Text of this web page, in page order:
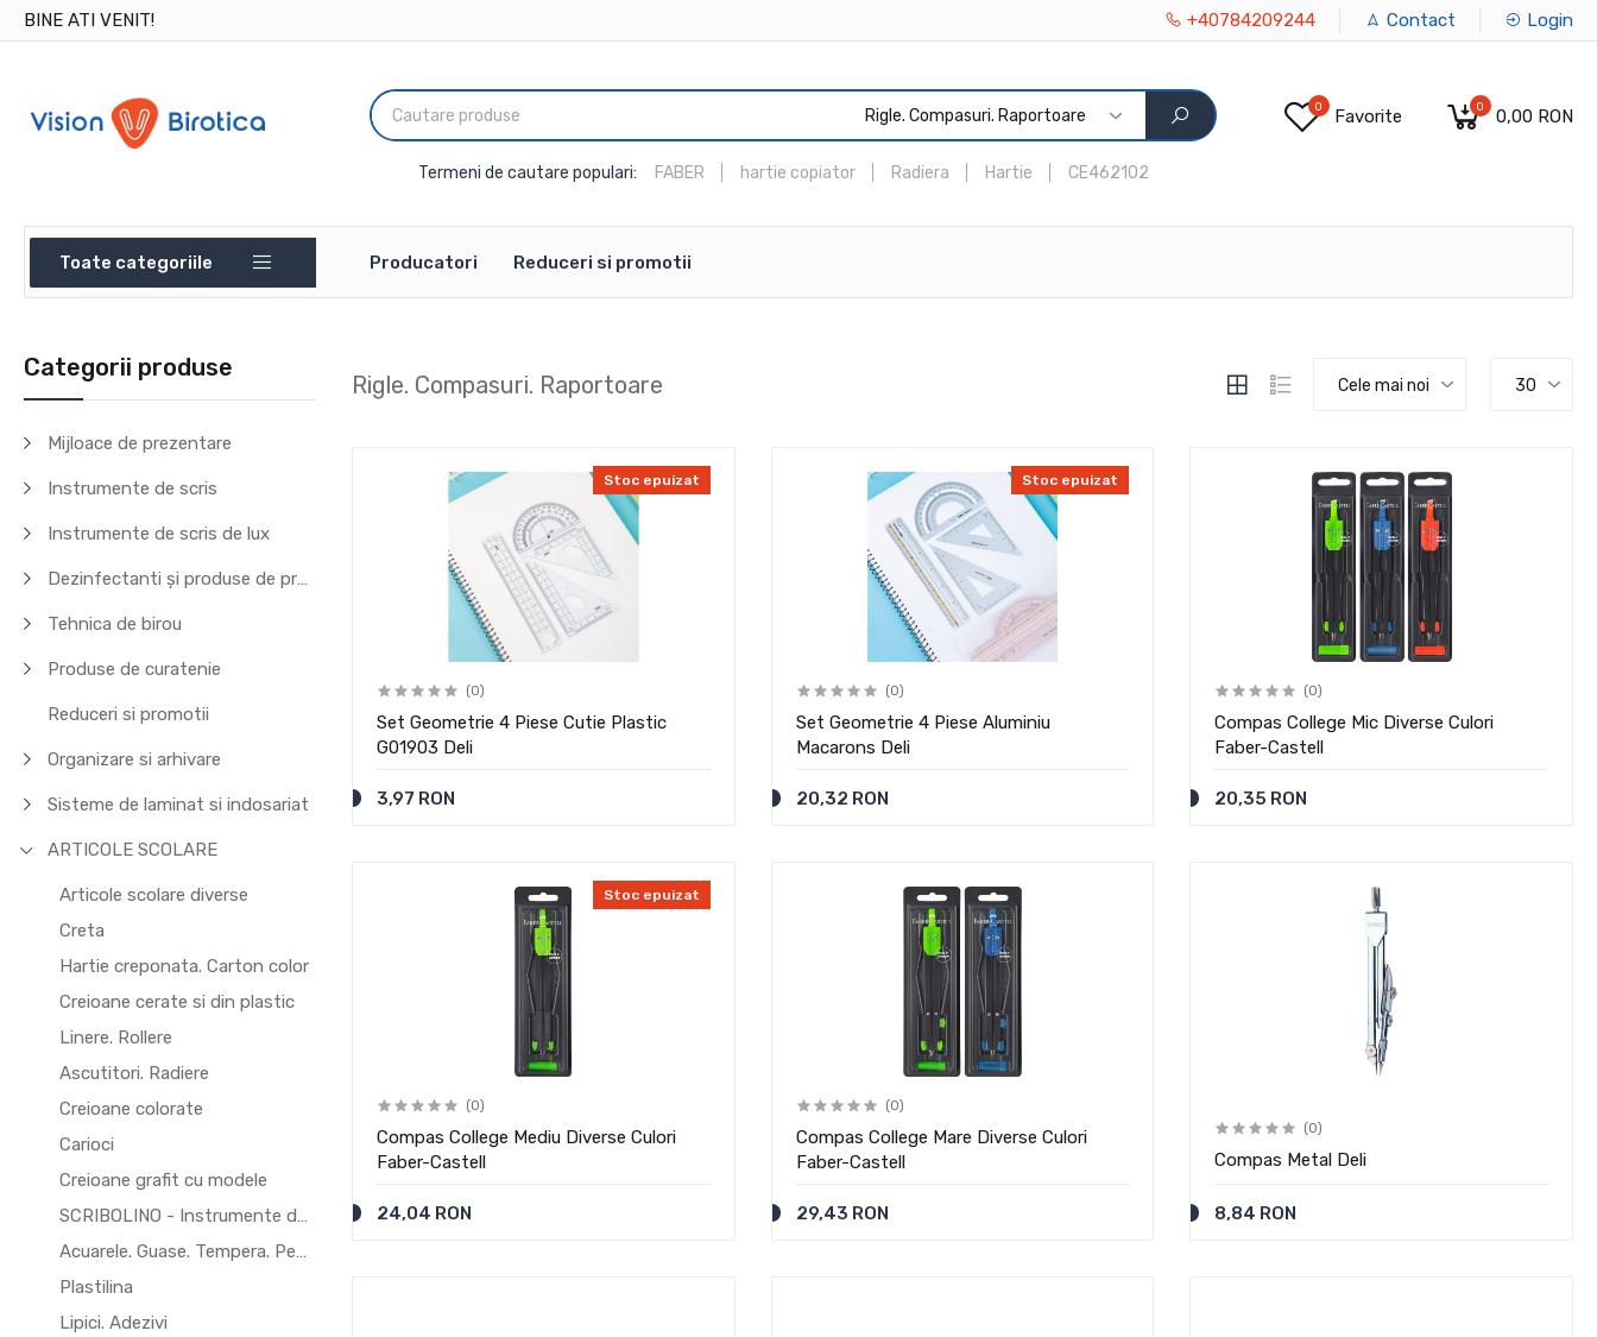
BINE ATI VENIT! +40784209244 Contact Login
Rigle. Compasuri. Raportoare
Termeni de cautare populari: FABER hartie copiator Radiera Hartie CE462102
0 Favorite 0 0,00 RON
Toate categoriile Producatori Reduceri si promotii
Categorii produse
Mijloace de prezentare
Instrumente de scris
Instrumente de scris de lux
Dezinfectanti și produse de protecție
Tehnica de birou
Produse de curatenie
Reduceri si promotii
Organizare si arhivare
Sisteme de laminat si indosariat
ARTICOLE SCOLARE
Articole scolare diverse
Creta
Hartie creponata. Carton color
Creioane cerate si din plastic
Linere. Rollere
Ascutitori. Radiere
Creioane colorate
Carioci
Creioane grafit cu modele
SCRIBOLINO - Instrumente de scris
Acuarele. Guase. Tempera. Pensule
Plastilina
Lipici. Adezivi
Rigle. Compasuri. Raportoare Cele mai noi 30
Stoc epuizat
(0)
Set Geometrie 4 Piese Cutie Plastic
G01903 Deli
3,97 RON
Stoc epuizat
(0)
Set Geometrie 4 Piese Aluminiu
Macarons Deli
20,32 RON
(0)
Compas College Mic Diverse Culori
Faber-Castell
20,35 RON
Stoc epuizat
(0)
Compas College Mediu Diverse Culori
Faber-Castell
24,04 RON
(0)
Compas College Mare Diverse Culori
Faber-Castell
29,43 RON
(0)
Compas Metal Deli
8,84 RON